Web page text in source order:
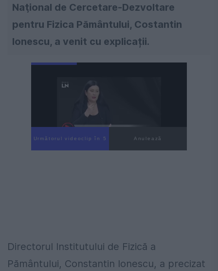
Naţional de Cercetare-Dezvoltare
pentru Fizica Pământului, Costantin
Ionescu, a venit cu explicații.
Următorul videoclip în 4 Anulează
Directorul Institutului de Fizică a
Pământului, Constantin Ionescu, a precizat